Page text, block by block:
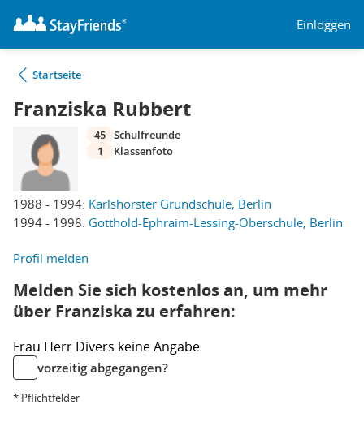
Einloggen
Startseite
Franziska Rubbert
1988 - 1994: Karlshorster Grundschule, Berlin
1994 - 1998: Gotthold-Ephraim-Lessing-Oberschule, Berlin
45 Schulfreunde
1
Klassenfoto
Profil melden
Melden Sie sich kostenlos an, um mehr
über Franziska zu erfahren:
Frau Herr Divers keine Angabe
vorzeitig abgegangen?
* Pflichtfelder